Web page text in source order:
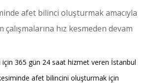
afet bilinci oluşturmak amacıyla
hız kesmeden devam
için 365 gün 24 saat hizmet veren İstanbul
afet bilincini oluşturmak için